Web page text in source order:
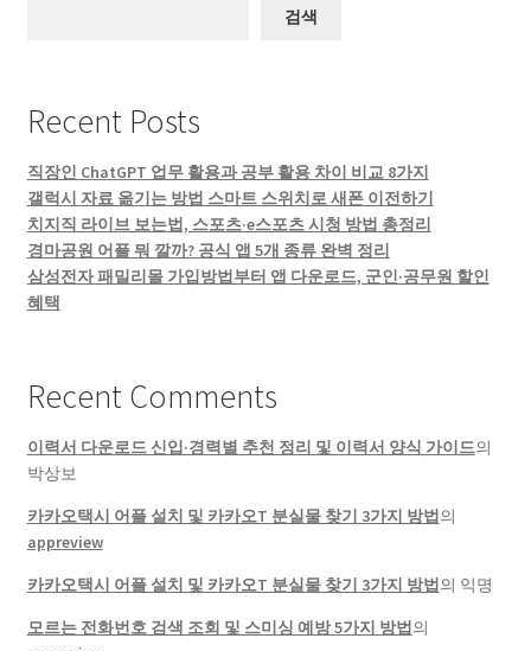
검색
Recent Posts
직장인 ChatGPT 업무 활용과 공부 활용 차이 비교 8가지
갤럭시 자료 옮기는 방법 스마트 스위치로 새폰 이전하기
치지직 라이브 보는법, 스포츠·e스포츠 시청 방법 총정리
경마공원 어플 뭐 깔까? 공식 앱 5개 종류 완벽 정리
삼성전자 패밀리몰 가입방법부터 앱 다운로드, 군인·공무원 할인
혜택
Recent Comments
이력서 다운로드 신입·경력별 추천 정리 및 이력서 양식 가이드의
박상보
카카오택시 어플 설치 및 카카오T 분실물 찾기 3가지 방법의
appreview
카카오택시 어플 설치 및 카카오T 분실물 찾기 3가지 방법의 익명
모르는 전화번호 검색 조회 및 스미싱 예방 5가지 방법의